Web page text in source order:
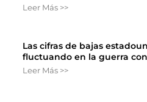
Leer Más >>
Las cifras de bajas
fluctuando en la guerra
Leer Más >>